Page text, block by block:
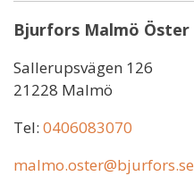
Bjurfors Malmö Öster
Sallerupsvägen 126
21228 Malmö
Tel: 0406083070
malmo.oster@bjurfors.se